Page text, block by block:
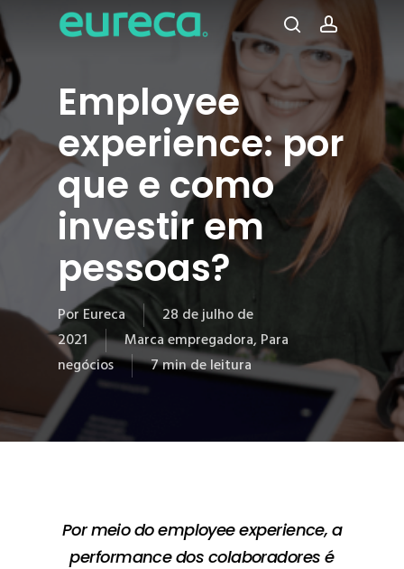
Pular
para
o
conteúdo
principal
procuraconta
Employee
experience: por
que e como
investir em
pessoas?
Por Eureca
28 de julho de
2021
Marca empregadora, Para
negócios
7 min de leitura
Por meio do employee experience, a
performance dos colaboradores é